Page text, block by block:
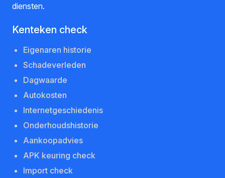
diensten.
Kenteken check
Eigenaren historie
Schadeverleden
Dagwaarde
Autokosten
Internetgeschiedenis
Onderhoudshistorie
Aankoopadvies
APK keuring check
Import check